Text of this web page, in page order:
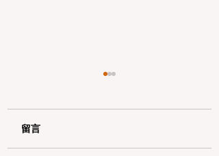
留言